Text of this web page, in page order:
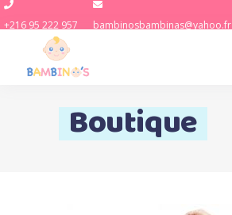
+216 95 222 957 bambinosbambinas@yahoo.fr
Boutique